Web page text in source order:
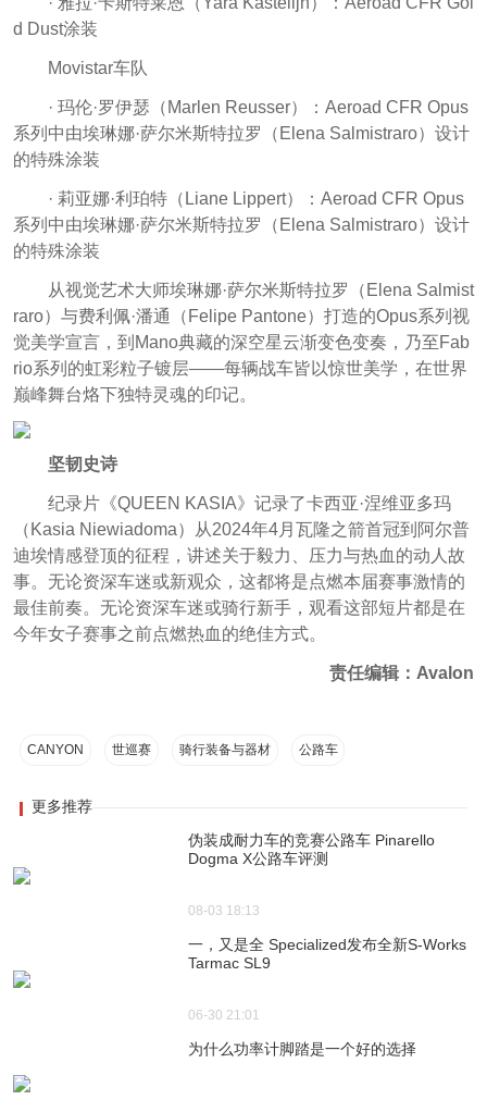
d Dust涂装
Movistar车队
· 玛伦·罗伊瑟（Marlen Reusser）：Aeroad CFR Opus
系列中由埃琳娜·萨尔米斯特拉罗（Elena Salmistraro）设计
的特殊涂装
· 莉亚娜·利珀特（Liane Lippert）：Aeroad CFR Opus
系列中由埃琳娜·萨尔米斯特拉罗（Elena Salmistraro）设计
的特殊涂装
从视觉艺术大师埃琳娜·萨尔米斯特拉罗（Elena Salmist
raro）与费利佩·潘通（Felipe Pantone）打造的Opus系列视
觉美学宣言，到Mano典藏的深空星云渐变色变奏，乃至Fab
rio系列的虹彩粒子镀层——每辆战车皆以惊世美学，在世界
巅峰舞台烙下独特灵魂的印记。
坚韧史诗
纪录片《QUEEN KASIA》记录了卡西亚·涅维亚多玛
（Kasia Niewiadoma）从2024年4月瓦隆之箭首冠到阿尔普
迪埃情感登顶的征程，讲述关于毅力、压力与热血的动人故
事。无论资深车迷或新观众，这都将是点燃本届赛事激情的
最佳前奏。无论资深车迷或骑行新手，观看这部短片都是在
今年女子赛事之前点燃热血的绝佳方式。
责任编辑：Avalon
CANYON 世巡赛 骑行装备与器材 公路车
更多推荐
伪装成耐力车的竞赛公路车 Pinarello
Dogma X公路车评测
08-03 18:13
一，又是全 Specialized发布全新S-Works
Tarmac SL9
06-30 21:01
为什么功率计脚踏是一个好的选择